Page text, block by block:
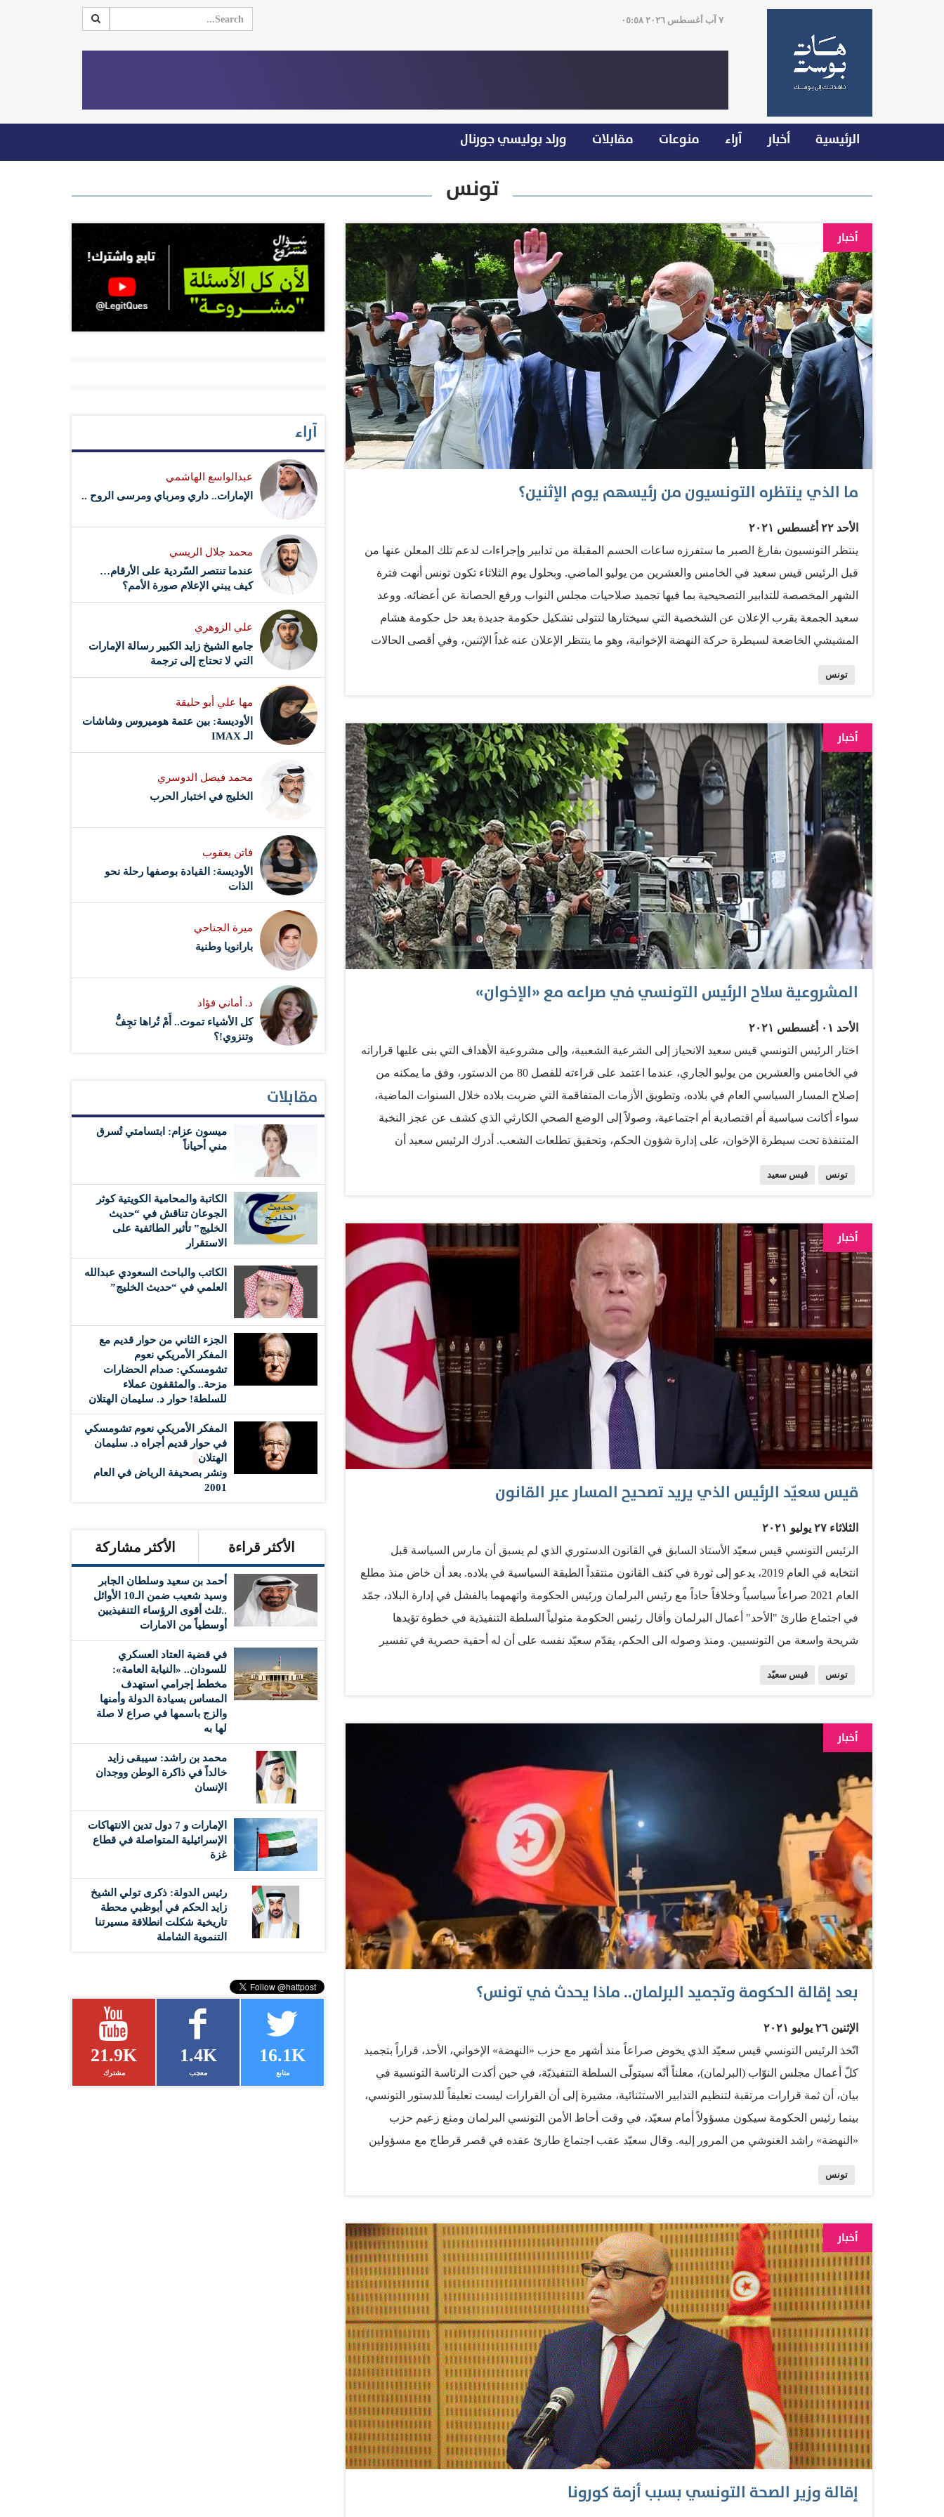
٧ آب أغسطس ٢٠٢٦ ٠٥:٥٨
الرئيسية أخبار آراء منوعات مقابلات ورلد بوليسي جورنال
تونس
أخبار
ما الذي ينتظره التونسيون من رئيسهم يوم الإثنين؟
الأحد ٢٢ أغسطس ٢٠٢١
ينتظر التونسيون بفارغ الصبر ما ستفرزه ساعات الحسم المقبلة من تدابير وإجراءات لدعم تلك المعلن عنها من
قبل الرئيس قيس سعيد في الخامس والعشرين من يوليو الماضي. وبحلول يوم الثلاثاء تكون تونس أنهت فترة
الشهر المخصصة للتدابير التصحيحية بما فيها تجميد صلاحيات مجلس النواب ورفع الحصانة عن أعضائه. ووعد
سعيد الجمعة بقرب الإعلان عن الشخصية التي سيختارها لتتولى تشكيل حكومة جديدة بعد حل حكومة هشام
المشيشي الخاضعة لسيطرة حركة النهضة الإخوانية، وهو ما ينتظر الإعلان عنه غداً الإثنين، وفي أقصى الحالات
تمديد تجميد نشاط البرلمان أو تعليقه مدة أخرى، ما يعني أن الحكومة القادمة ستعمل وفق مراسيم رئاسية تحل
محل العمل بالدستور الذي سبق أن انتقده سعيد في مناسبات عدة، وعدّه سبباً للأزمات التي تواجهها البلاد.
وسيكون الإثنين والثلاثاء، يومين حاسمين لتحديد مسارات التصحيح في تونس، وهو ما ينتظره الشعب التونسي
المتعطش لإجراءات تقطع حكم الإخوان وسياساتهم التي ضربت صورة البلاد في الداخل والخارج، وأذاقت
التونسيين ويلات الفقر والعوز والمرض والبطالة. لا…
تونس
أخبار
المشروعية سلاح الرئيس التونسي في صراعه مع «الإخوان»
الأحد ٠١ أغسطس ٢٠٢١
اختار الرئيس التونسي قيس سعيد الانحياز إلى الشرعية الشعبية، وإلى مشروعية الأهداف التي بنى عليها قراراته
في الخامس والعشرين من يوليو الجاري، عندما اعتمد على قراءته للفصل 80 من الدستور، وفق ما يمكنه من
إصلاح المسار السياسي العام في بلاده، وتطويق الأزمات المتفاقمة التي ضربت بلاده خلال السنوات الماضية،
سواء أكانت سياسية أم اقتصادية أم اجتماعية، وصولاً إلى الوضع الصحي الكارثي الذي كشف عن عجز النخبة
المتنفذة تحت سيطرة الإخوان، على إدارة شؤون الحكم، وتحقيق تطلعات الشعب. أدرك الرئيس سعيد أن
برمزيتها، والمرذّلين للعمل السياسي، وذلك بهدف الدفع به بمشروعيتها التي تكرست منذ استقلال البلاد في عام
1956 إلى الانهيار، وفسح المجال أمام المشروع الأيديولوجي الإخواني، لإعادة بنائها وفق حساباته ومصالحه. في
مناسبات عدة، تعرض الرئيس التونسي إلى هجمات عدائية من تحت قبة البرلمان، وإلى اتهامات باطلة، وصلت
إلى حد رميه بالخيانة العظمى، وعندما كان يلجأ في كل مناسبة إلى القضاء، لم يجد إلا مزيداً من التعنت وإعلان
الحرب عليه، انطلاقاً من الحصانة التي يتستر…
تونس قيس سعيد
أخبار
قيس سعيّد الرئيس الذي يريد تصحيح المسار عبر القانون
الثلاثاء ٢٧ يوليو ٢٠٢١
الرئيس التونسي قيس سعيّد الأستاذ السابق في القانون الدستوري الذي لم يسبق أن مارس السياسة قبل
انتخابه في العام 2019، يدعو إلى ثورة في كنف القانون منتقداً الطبقة السياسية في بلاده. بعد أن خاض منذ مطلع
العام 2021 صراعاً سياسياً وخلافاً حاداً مع رئيس البرلمان ورئيس الحكومة واتهمهما بالفشل في إدارة البلاد، جمّد
في اجتماع طارئ "الأحد" أعمال البرلمان وأقال رئيس الحكومة متولياً السلطة التنفيذية في خطوة تؤيدها
شريحة واسعة من التونسيين. ومنذ وصوله الى الحكم، يقدّم سعيّد نفسه على أن له أحقية حصرية في تفسير
بقسط وافر من الشعبية التي دعمها اخيراً من خلال حراك دبلوماسي من أجل جلب المساعدات الطبية لبلاده
فبراير 1958، ودرس في الجامعة التونسية وتخرج منها ليدرّس فيها لاحقا القانون الدستوري قبل أن يتقاعد. حصل
على دبلوم من الأكاديمية الدولية للقانون الدستوري في تونس ثم باشر…
تونس قيس سعيّد
أخبار
بعد إقالة الحكومة وتجميد البرلمان.. ماذا يحدث في تونس؟
الإثنين ٢٦ يوليو ٢٠٢١
اتّخذ الرئيس التونسي قيس سعيّد الذي يخوض صراعاً منذ أشهر مع حزب «النهضة» الإخواني، الأحد، قراراً بتجميد
كلّ أعمال مجلس النوّاب (البرلمان)، معلناً أنّه سيتولّى السلطة التنفيذيّة، في حين أكدت الرئاسة التونسية في
بيان، أن ثمة قرارات مرتقبة لتنظيم التدابير الاستثنائية، مشيرة إلى أن القرارات ليست تعليقاً للدستور التونسي،
بينما رئيس الحكومة سيكون مسؤولاً أمام سعيّد، في وقت أحاط الأمن التونسي البرلمان ومنع زعيم حزب
«النهضة» راشد الغنوشي من المرور إليه. وقال سعيّد عقب اجتماع طارئ عقده في قصر قرطاج مع مسؤولين
تجميد كلّ أعمال مجلس النوّاب وإعفاء رئيس الوزراء هشام المشيشي من منصبه، مستنداً في ذلك إلى الفصل
80 من الدستور الذي يسمح بهذا النوع من التدابير في حالة «الخطر الداهم». ولاحقاً، أوضحت الرئاسة التونسيّة أنّ
«تجميد عمل واختصاصات المجلس النيابي سيكون لمدّة 30 يوماً». وأشار سعيّد إلى أنّ أحد القرارات التي اتّخذها
أيضاً يتمثّل في «تولّي رئيس الدولة السلطة التنفيذيّة، بمساعدة حكومة يرأسها رئيس الحكومة ويُعيّنه رئيس
الجمهوريّة». وقد سُمعت…
تونس
أخبار
إقالة وزير الصحة التونسي بسبب أزمة كورونا
آراء
عبدالواسع الهاشمي
الإمارات.. داري ومرباي ومرسى الروح ..
محمد جلال الريسي
عندما تنتصر السّردية على الأرقام…
كيف يبني الإعلام صورة الأمم؟
علي الزوهري
جامع الشيخ زايد الكبير رسالة الإمارات
التي لا تحتاج إلى ترجمة
مها علي أبو حليقة
الأوديسة: بين عتمة هوميروس وشاشات
الـ IMAX
محمد فيصل الدوسري ​
‏الخليج في اختبار الحرب
فاتن يعقوب
الأوديسة: القيادة بوصفها رحلة نحو
الذات
ميرة الجناحي
بارانويا وطنية
د. أماني فؤاد
كل الأشياء تموت.. أَمْ تُراها تجِفُّ
وتنزوي!؟
مقابلات
ميسون عزام: ابتسامتي تُسرق
مني أحياناً
الكاتبة والمحامية الكويتية كوثر
الجوعان تناقش في “حديث
الخليج” تأثير الطائفية على
الاستقرار
الكاتب والباحث السعودي عبدالله
العلمي في “حديث الخليج”
الجزء الثاني من حوار قديم مع
المفكر الأمريكي نعوم
تشومسكي: صدام الحضارات
مزحة.. والمثقفون عملاء
للسلطة! حوار د. سليمان الهتلان
المفكر الأمريكي نعوم تشومسكي
في حوار قديم أجراه د. سليمان
الهتلان
ونشر بصحيفة الرياض في العام
2001
الأكثر قراءة الأكثر مشاركة
أحمد بن سعيد وسلطان الجابر
وسيد شعيب ضمن الـ10 الأوائل
..ثلث أقوى الرؤساء التنفيذيين
أوسطياً من الامارات
في قضية العتاد العسكري
للسودان.. «النيابة العامة»:
مخطط إجرامي استهدف
المساس بسيادة الدولة وأمنها
والزج باسمها في صراع لا صلة
لها به
محمد بن راشد: سيبقى زايد
خالداً في ذاكرة الوطن ووجدان
الإنسان
الإمارات و 7 دول تدين الانتهاكات
الإسرائيلية المتواصلة في قطاع
غزة
رئيس الدولة: ذكرى تولي الشيخ
زايد الحكم في أبوظبي محطة
تاريخية شكلت انطلاقة مسيرتنا
التنموية الشاملة
21.9K
مشترك
1.4K
معجب
16.1K
متابع